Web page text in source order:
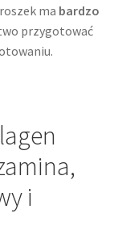
ma bardzo
przygotować
i